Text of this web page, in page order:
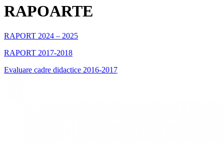
RAPOARTE
RAPORT 2024 – 2025
RAPORT 2017-2018
Evaluare cadre didactice 2016-2017